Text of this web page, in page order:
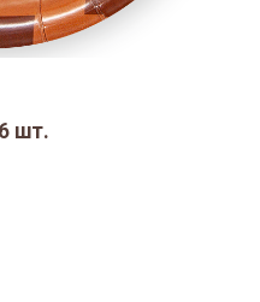
шт.